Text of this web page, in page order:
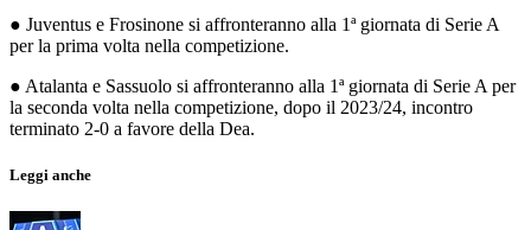
● Juventus e Frosinone si affronteranno alla 1ª giornata di Serie A
per la prima volta nella competizione.
● Atalanta e Sassuolo si affronteranno alla 1ª giornata di Serie A per
la seconda volta nella competizione, dopo il 2023/24, incontro
terminato 2-0 a favore della Dea.
Leggi anche